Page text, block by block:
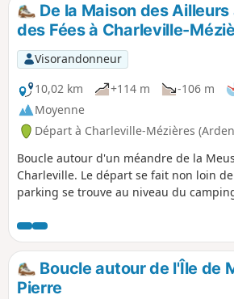
De la Maison des
des Fées à Charleville-
Visorandonneur
10,02 km
+114 m -106 m
Moyenne
Départ à Charleville-Mézières
Boucle autour d'un méandre de la
Charleville. Le départ se fait non loin
parking se trouve au niveau du
dénivelé et quelques routes à forte
Boucle autour de l'Île de
Pierre